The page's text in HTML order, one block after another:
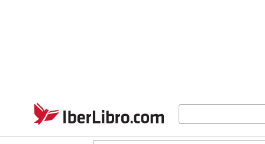
IberLibro.com